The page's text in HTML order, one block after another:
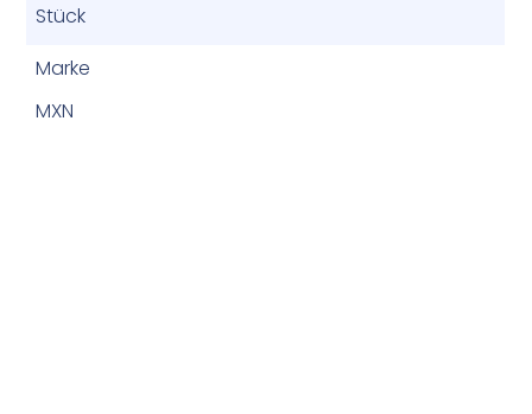
Stück
Marke
MXN